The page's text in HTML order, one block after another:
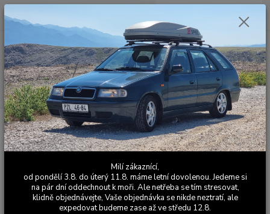
Menu
Hledat
Po - Pá 9:00 - 17:00
0,00 Kč
Úvod Kožené a látkové doplňky Škoda Felicia Ruční brzdy
Ruční
brzda Felicia červená
Ruční brzda Felicia červená
Milí zákaznící,
od pondělí 3.8. do úterý 11.8. máme letní dovolenou. Jedeme si
na pár dní oddechnout k moři. Ale netřeba se tím stresovat,
klidně objednávejte, Vaše objednávka se nikde neztratí, ale
expedovat budeme zase až ve středu 12.8.